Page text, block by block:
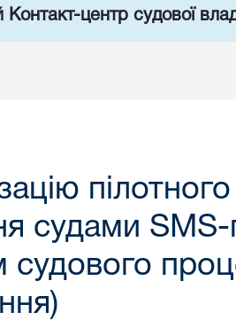
Контакт-центр судової
судами
судового